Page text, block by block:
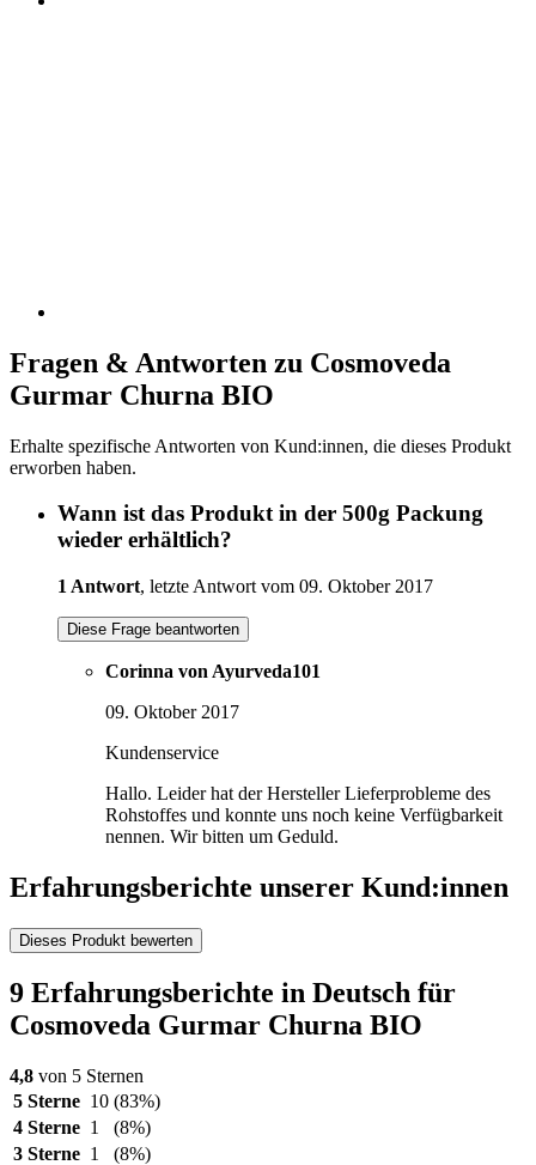
Fragen & Antworten zu Cosmoveda
Gurmar Churna BIO
Erhalte spezifische Antworten von Kund:innen, die dieses Produkt
erworben haben.
Wann ist das Produkt in der 500g Packung
wieder erhältlich?
1 Antwort, letzte Antwort vom 09. Oktober 2017
Diese Frage beantworten
Corinna von Ayurveda101
09. Oktober 2017
Kundenservice
Hallo. Leider hat der Hersteller Lieferprobleme des
Rohstoffes und konnte uns noch keine Verfügbarkeit
nennen. Wir bitten um Geduld.
Erfahrungsberichte unserer Kund:innen
Dieses Produkt bewerten
9 Erfahrungsberichte in Deutsch für
Cosmoveda Gurmar Churna BIO
4,8 von 5 Sternen
5 Sterne 10 (83%)
4 Sterne 1
(8%)
3 Sterne 1
(8%)